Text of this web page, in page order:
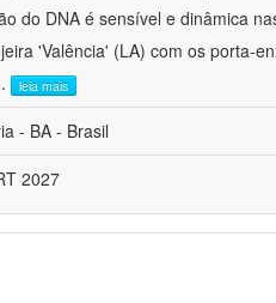
do DNA é sensível e dinâmica
'Valência' (LA) com os porta-
leia mais
- BA - Brasil
2027